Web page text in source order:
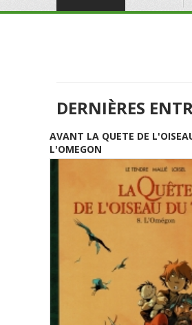
DERNIÈRES
AVANT LA QUETE DE
L'OMEGON